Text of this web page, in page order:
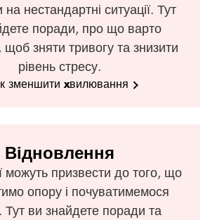
на нестандартні ситуації. Тут
поради, про що варто
зняти тривогу та знизити
рівень стресу.
зменшити xвилювання
Відновлення
можуть призвести до того, що
опору і почуватимемося
Тут ви знайдете поради та